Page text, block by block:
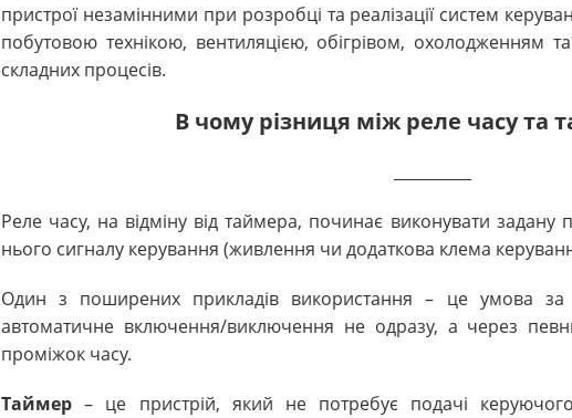
пристрої незамінними при розробці та реалізації систем
побутовою технікою, вентиляцією, обігрівом, охолодженням
складних процесів.
В чому різниця між реле часу та
Реле часу, на відміну від таймера, починає виконувати задану
нього сигналу керування (живлення чи додаткова клема
Один з поширених прикладів використання – це умова за
автоматичне включення/виключення не одразу, а через
проміжок часу.
Таймер– це пристрій, який не потребує подачі